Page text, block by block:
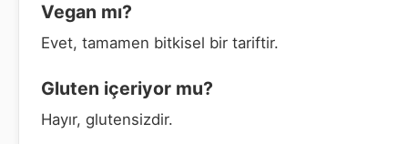
Vegan mı?
Evet, tamamen bitkisel bir tariftir.
Gluten içeriyor mu?
Hayır, glutensizdir.